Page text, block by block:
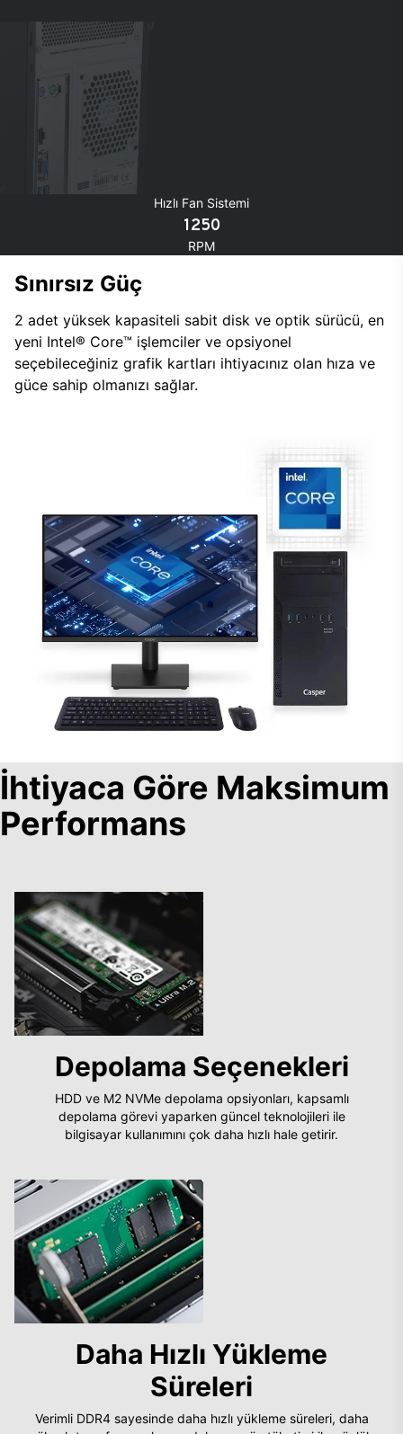
Hızlı Fan Sistemi
1250
RPM
Sınırsız Güç
2 adet yüksek kapasiteli sabit disk ve optik sürücü, en
yeni Intel® Core™ işlemciler ve opsiyonel
seçebileceğiniz grafik kartları ihtiyacınız olan hıza ve
güce sahip olmanızı sağlar.
İhtiyaca Göre Maksimum
Performans
Depolama Seçenekleri
HDD ve M2 NVMe depolama opsiyonları, kapsamlı
depolama görevi yaparken güncel teknolojileri ile
bilgisayar kullanımını çok daha hızlı hale getirir.
Daha Hızlı Yükleme
Süreleri
Verimli DDR4 sayesinde daha hızlı yükleme süreleri, daha